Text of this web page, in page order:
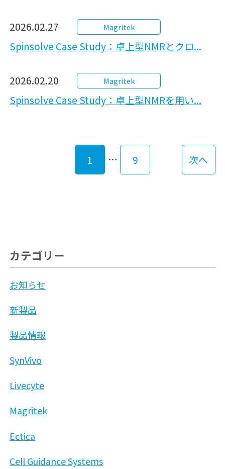
2026.02.27 Magritek
Spinsolve Case Study：卓上型NMRとクロ...
2026.02.20 Magritek
Spinsolve Case Study：卓上型NMRを用い...
1 … 9 次へ
カテゴリー
お知らせ
新製品
製品情報
SynVivo
Livecyte
Magritek
Ectica
Cell Guidance Systems